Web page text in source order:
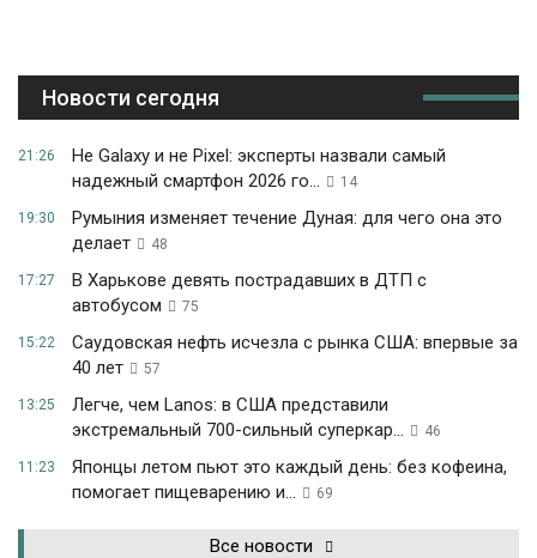
Новости сегодня
21:26
Не Galaxy и не Pixel: эксперты назвали самый
надежный смартфон 2026 го...
14
19:30
Румыния изменяет течение Дуная: для чего она это
делает
48
17:27
В Харькове девять пострадавших в ДТП с
автобусом
75
15:22
Саудовская нефть исчезла с рынка США: впервые за
40 лет
57
13:25
Легче, чем Lanos: в США представили
экстремальный 700-сильный суперкар...
46
11:23
Японцы летом пьют это каждый день: без кофеина,
помогает пищеварению и...
69
Все новости